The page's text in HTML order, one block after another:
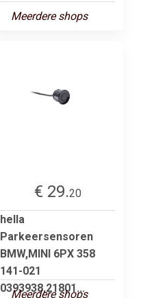
Meerdere shops
€ 29.20
hella
Parkeersensoren
BMW,MINI 6PX 358
141-021
0393938,21801...
Meerdere shops